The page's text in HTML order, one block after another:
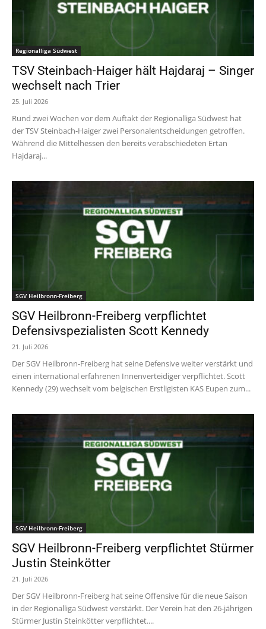
Regionalliga Südwest
TSV Steinbach-Haiger hält Hajdaraj – Singer
wechselt nach Trier
25. Juli 2026
Rund zwei Wochen vor dem Auftakt der Regionalliga Südwest hat
der TSV Steinbach-Haiger zwei Personalentscheidungen getroffen.
Während die Mittelhessen den bereits verabschiedeten Ertan
Hajdaraj...
SGV Heilbronn-Freiberg
SGV Heilbronn-Freiberg verpflichtet
Defensivspezialisten Scott Kennedy
21. Juli 2026
Der SGV Heilbronn-Freiberg hat seine Defensive weiter verstärkt und
einen international erfahrenen Innenverteidiger verpflichtet. Scott
Kennedy (29) wechselt vom belgischen Erstligisten KAS Eupen zum...
SGV Heilbronn-Freiberg
SGV Heilbronn-Freiberg verpflichtet Stürmer
Justin Steinkötter
21. Juli 2026
Der SGV Heilbronn-Freiberg hat seine Offensive für die neue Saison
in der Regionalliga Südwest verstärkt. Der Verein hat den 26-jährigen
Stürmer Justin Steinkötter verpflichtet....